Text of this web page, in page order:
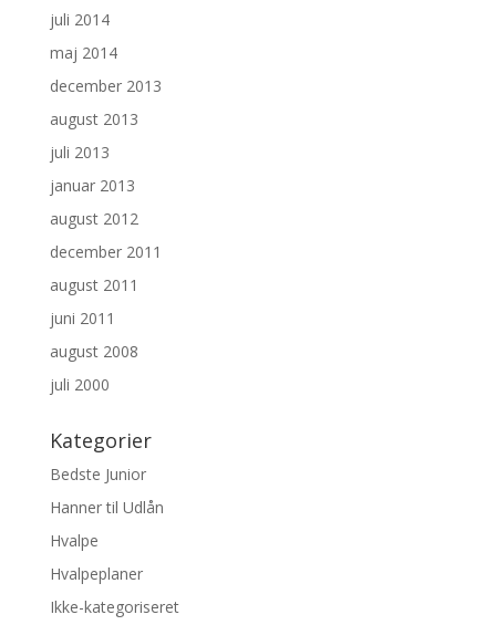
juli 2014
maj 2014
december 2013
august 2013
juli 2013
januar 2013
august 2012
december 2011
august 2011
juni 2011
august 2008
juli 2000
Kategorier
Bedste Junior
Hanner til Udlån
Hvalpe
Hvalpeplaner
Ikke-kategoriseret